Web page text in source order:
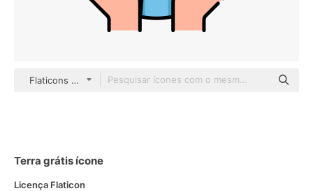
Flaticons Lineal Color
Terra grátis ícone
Licença Flaticon